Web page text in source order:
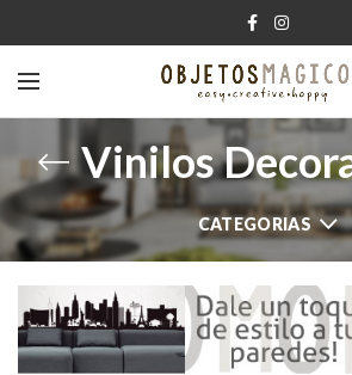
Vinilos
CATEGORIAS